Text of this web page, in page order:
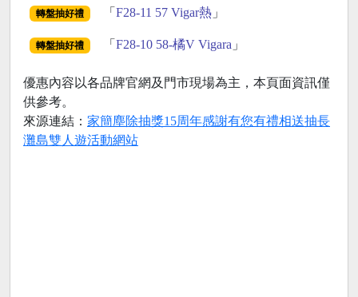
轉盤抽好禮 「 F28-11 57 Vigar熱」
轉盤抽好禮 「 F28-10 58-橘V Vigara 」
優惠內容以各品牌官網及門市現場為主，本頁面資訊僅
供參考。
來源連結： 家簡塵除抽獎15周年感謝有您有禮相送抽長
灘島雙人遊活動網站